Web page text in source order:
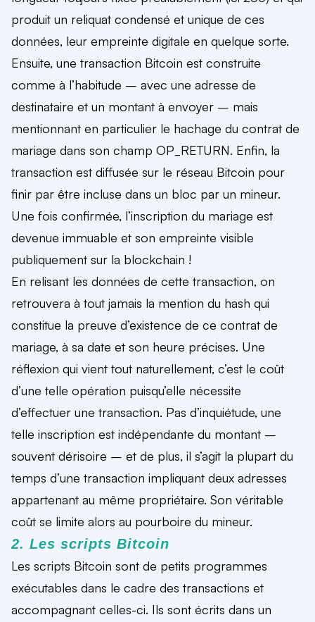
produit un reliquat condensé et unique de ces
données, leur empreinte digitale en quelque sorte.
Ensuite, une transaction Bitcoin est construite
comme à l’habitude – avec une adresse de
destinataire et un montant à envoyer – mais
mentionnant en particulier le hachage du contrat de
mariage dans son champ OP_RETURN. Enfin, la
transaction est diffusée sur le réseau Bitcoin pour
finir par être incluse dans un bloc par un mineur.
Une fois confirmée, l’inscription du mariage est
devenue immuable et son empreinte visible
publiquement sur la blockchain !
En relisant les données de cette transaction, on
retrouvera à tout jamais la mention du hash qui
constitue la preuve d’existence de ce contrat de
mariage, à sa date et son heure précises. Une
réflexion qui vient tout naturellement, c’est le coût
d’une telle opération puisqu’elle nécessite
d’effectuer une transaction. Pas d’inquiétude, une
telle inscription est indépendante du montant –
souvent dérisoire – et de plus, il s’agit la plupart du
temps d’une transaction impliquant deux adresses
appartenant au même propriétaire. Son véritable
coût se limite alors au pourboire du mineur.
2. Les scripts Bitcoin
Les scripts Bitcoin sont de petits programmes
exécutables dans le cadre des transactions et
accompagnant celles-ci. Ils sont écrits dans un